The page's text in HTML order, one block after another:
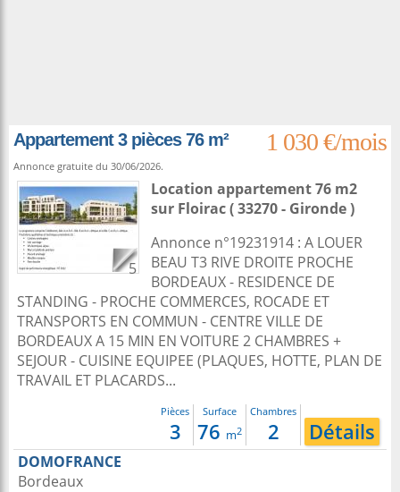
Appartement 3 pièces 76 m² 1 030 €/mois
Annonce gratuite du 30/06/2026.
5
Location appartement 76 m2
sur Floirac( 33270 - Gironde )
Annonce n°19231914 : A LOUER
BEAU T3 RIVE DROITE PROCHE
BORDEAUX - RESIDENCE DE
STANDING - PROCHE COMMERCES, ROCADE ET
TRANSPORTS EN COMMUN - CENTRE VILLE DE
BORDEAUX A 15 MIN EN VOITURE 2 CHAMBRES +
SEJOUR - CUISINE EQUIPEE (PLAQUES, HOTTE, PLAN DE
TRAVAIL ET PLACARDS...
Pièces
3
Surface
76 m2
Chambres
2 Détails
DOMOFRANCE
Bordeaux